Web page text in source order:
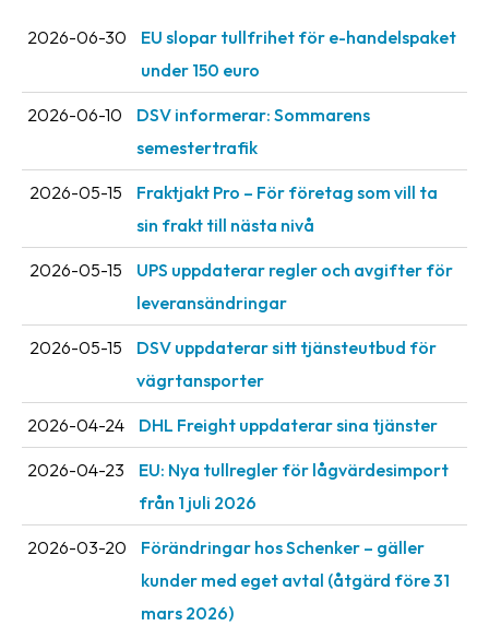
och
2026-06-30
EU slopar tullfrihet för e-handelspaket
under 150 euro
2026-06-10
DSV informerar: Sommarens
semestertrafik
2026-05-15
Fraktjakt Pro – För företag som vill ta
sin frakt till nästa nivå
2026-05-15
UPS uppdaterar regler och avgifter för
leveransändringar
2026-05-15
DSV uppdaterar sitt tjänsteutbud för
vägrtansporter
2026-04-24 DHL Freight uppdaterar sina tjänster
2026-04-23
EU: Nya tullregler för låg­värdesimport
från 1 juli 2026
2026-03-20
Förändringar hos Schenker – gäller
kunder med eget avtal (åtgärd före 31
mars 2026)